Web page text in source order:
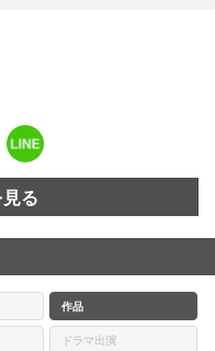
る
作品
ドラマ出演